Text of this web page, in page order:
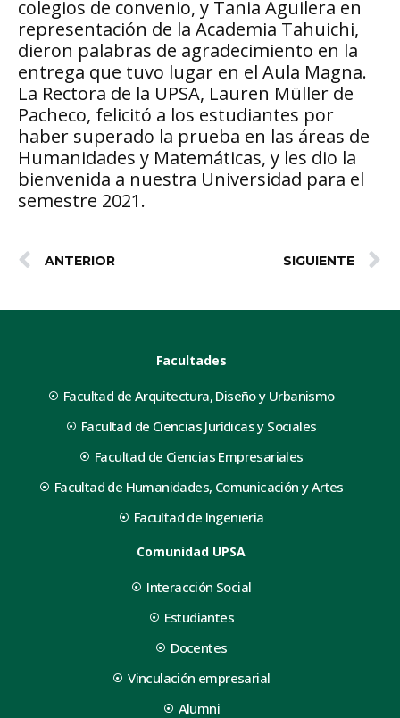
colegios de convenio, y Tania Aguilera en
representación de la Academia Tahuichi,
dieron palabras de agradecimiento en la
entrega que tuvo lugar en el Aula Magna.
La Rectora de la UPSA, Lauren Müller de
Pacheco, felicitó a los estudiantes por
haber superado la prueba en las áreas de
Humanidades y Matemáticas, y les dio la
bienvenida a nuestra Universidad para el
semestre 2021.
ANTERIOR SIGUIENTE
Facultades
Facultad de Arquitectura, Diseño y Urbanismo
Facultad de Ciencias Jurídicas y Sociales
Facultad de Ciencias Empresariales
Facultad de Humanidades, Comunicación y Artes
Facultad de Ingeniería
Comunidad UPSA
Interacción Social
Estudiantes
Docentes
Vinculación empresarial
Alumni